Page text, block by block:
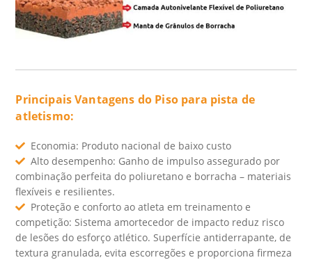
Principais Vantagens do Piso para pista de
atletismo:
Economia: Produto nacional de baixo custo
Alto desempenho: Ganho de impulso assegurado por
combinação perfeita do poliuretano e borracha – materiais
flexíveis e resilientes.
Proteção e conforto ao atleta em treinamento e
competição: Sistema amortecedor de impacto reduz risco
de lesões do esforço atlético. Superfície antiderrapante, de
textura granulada, evita escorregões e proporciona firmeza